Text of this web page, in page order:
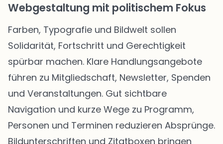
Webgestaltung mit politischem Fokus
Farben, Typografie und Bildwelt sollen
Solidarität, Fortschritt und Gerechtigkeit
spürbar machen. Klare Handlungsangebote
führen zu Mitgliedschaft, Newsletter, Spenden
und Veranstaltungen. Gut sichtbare
Navigation und kurze Wege zu Programm,
Personen und Terminen reduzieren Absprünge.
Bildunterschriften und Zitatboxen bringen